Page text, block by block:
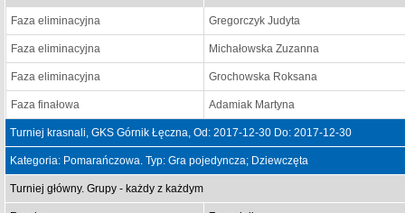
Faza eliminacyjna Gregorczyk Judyta
Faza eliminacyjna Michałowska Zuzanna
Faza eliminacyjna Grochowska Roksana
Faza finałowa Adamiak Martyna
Turniej krasnali, GKS Górnik Łęczna, Od: 2017-12-30 Do: 2017-12-30
Kategoria: Pomarańczowa. Typ: Gra pojedyncza; Dziewczęta
Turniej główny. Grupy - każdy z każdym